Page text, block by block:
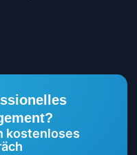
kostenloses